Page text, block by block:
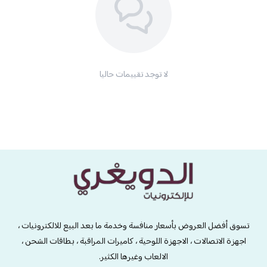
لا توجد تقييمات حاليا
تسوق أفضل العروض بأسعار منافسة وخدمة ما بعد البيع للالكترونيات ،
اجهزة الاتصالات ، الاجهزة اللوحية ، كاميرات المراقبة ، بطاقات الشحن ،
الالعاب وغيرها الكثير.